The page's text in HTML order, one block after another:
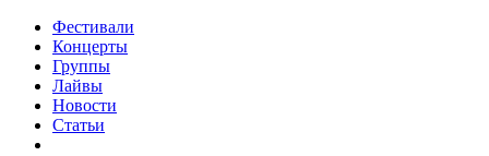
Фестивали
Концерты
Группы
Лайвы
Новости
Статьи